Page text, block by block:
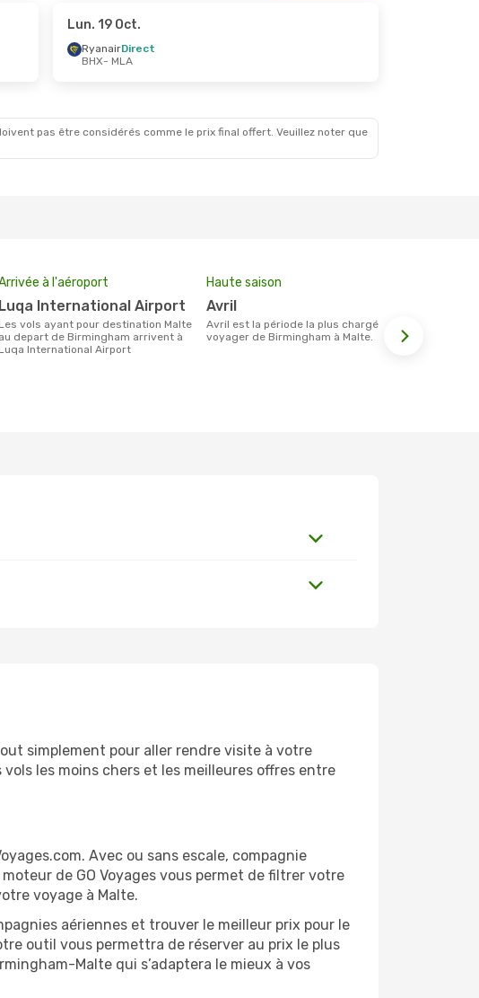
- Sam. 17 Oct.
Lun. 19 Oct.
RyanairDirect
BHX- MLA
pas être considérés comme le prix final offert. Veuillez noter que
à l'aéroport
Luqa International Airport
Les vols ayant pour destination Malte
au depart de Birmingham arrivent à
Luqa International Airport
Haute saison
avril
avril est la période la plus chargée pour
voyager de Birmingham à Malte.
simplement pour aller rendre visite à votre
les moins chers et les meilleures offres entre
Avec ou sans escale, compagnie
de GO Voyages vous permet de filtrer votre
voyage à Malte.
aériennes et trouver le meilleur prix pour le
outil vous permettra de réserver au prix le plus
Malte qui s’adaptera le mieux à vos